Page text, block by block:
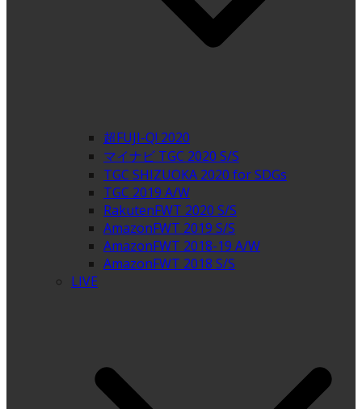
超FUJI-Q! 2020
マイナビ TGC 2020 S/S
TGC SHIZUOKA 2020 for SDGs
TGC 2019 A/W
RakutenFWT 2020 S/S
AmazonFWT 2019 S/S
AmazonFWT 2018-19 A/W
AmazonFWT 2018 S/S
LIVE